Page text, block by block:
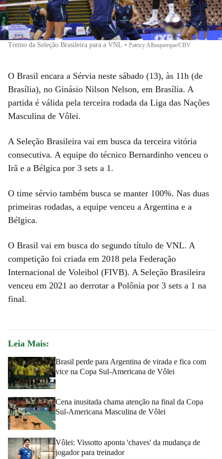
Treino da Seleção Brasileira para a VNL • Patricy Albuquerque/CBV
O Brasil encara a Sérvia neste sábado (13), às 11h (de
Brasília), no Ginásio Nilson Nelson, em Brasília. A
partida é válida pela terceira rodada da Liga das Nações
Masculina de Vôlei.
A Seleção Brasileira vai em busca da terceira vitória
consecutiva. A equipe do técnico Bernardinho venceu o
Irã e a Bélgica por 3 sets a 1.
O time sérvio também busca se manter 100%. Nas duas
primeiras rodadas, a equipe venceu a Argentina e a
Bélgica.
O Brasil vai em busca do segundo título de VNL. A
competição foi criada em 2018 pela Federação
Internacional de Voleibol (FIVB). A Seleção Brasileira
venceu em 2021 ao derrotar a Polônia por 3 sets a 1 na
final.
Leia Mais:
Brasil perde para Argentina de virada e fica com
vice na Copa Sul-Americana de Vôlei
Cena inusitada chama atenção na final da Copa
Sul-Americana Masculina de Vôlei
Vôlei: Vissotto aponta 'chaves' da mudança de
jogador para treinador